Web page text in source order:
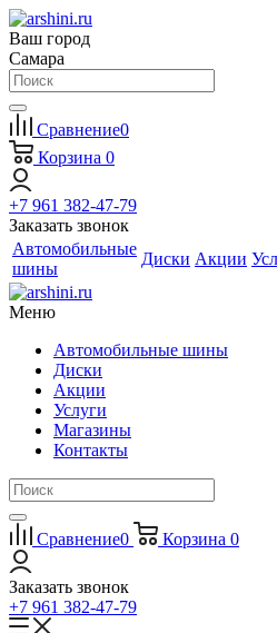
Ваш город
Самара
Сравнение0
Корзина 0
+7 961 382-47-79
Заказать звонок
Автомобильные
шины
Диски Акции
Меню
Автомобильные шины
Диски
Акции
Услуги
Магазины
Контакты
Сравнение0 Корзина 0
Заказать звонок
+7 961 382-47-79